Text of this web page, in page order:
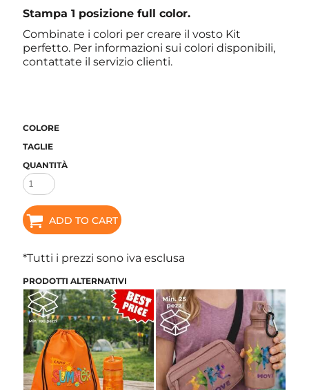
Stampa 1 posizione full color.
Combinate i colori per creare il vosto Kit
perfetto. Per informazioni sui colori disponibili,
contattate il servizio clienti.
COLORE
TAGLIE
QUANTITÀ
ADD TO CART
*Tutti i prezzi sono iva esclusa
PRODOTTI ALTERNATIVI